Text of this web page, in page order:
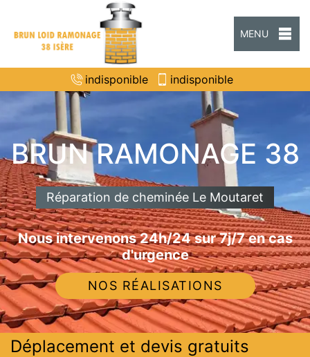
MENU
indisponible indisponible
BRUN RAMONAGE 38
Réparation de cheminée Le Moutaret
Nous intervenons 24h/24 sur 7j/7 en cas
d'urgence
NOS RÉALISATIONS
Déplacement et devis gratuits